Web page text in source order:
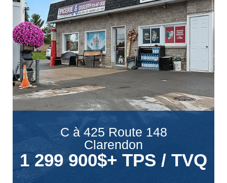
C à 425 Route 148
Clarendon
1 299 900$+ TPS / TVQ